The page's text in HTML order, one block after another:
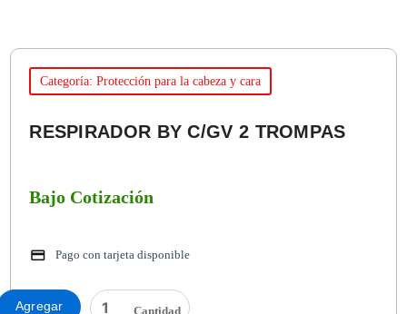
Categoría: Protección para la cabeza y cara
RESPIRADOR BY C/GV 2 TROMPAS
Bajo Cotización
Pago con tarjeta disponible
RESPIRADOR
Agregar